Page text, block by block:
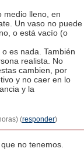
medio lleno, en
Un vaso no puede
o está vacío (o
es nada. También
realista. No
cambien, por
y no caer en lo
y la
(responder)
no tenemos.